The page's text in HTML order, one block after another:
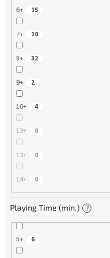
6+ 15
7+ 10
8+ 32
9+ 2
10+ 4
12+ 0
13+ 0
14+ 0
Playing Time (min.) ?
5+ 6